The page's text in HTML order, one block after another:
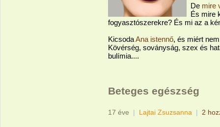
De mire
És mire
fogyasztószerekre? És mi az a
KicsodaAna istennő, és miért
Kövérség, soványság, szex és
bulímia....
Beteges egészség
17 éve | Lajtai Zsuzsanna | 2